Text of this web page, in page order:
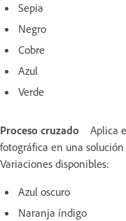
Sepia
Negro
Cobre
Azul
Verde
Proceso cruzado
Aplica
fotográfica en una
Variaciones disponibles:
Azul oscuro
Naranja índigo